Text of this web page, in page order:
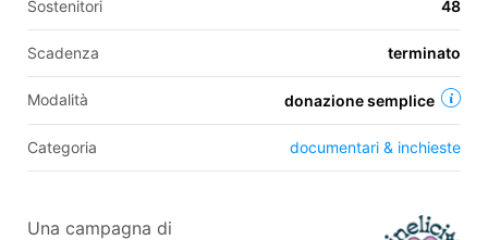
Sostenitori 48
Scadenza terminato
Modalità donazione semplice
Categoria documentari & inchieste
Una campagna di